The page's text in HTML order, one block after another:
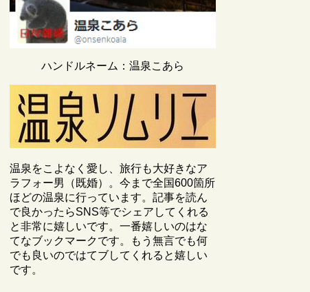
ハンドルネーム：温泉こあら
温泉をこよなく愛し、旅行も大好きなア
ラフォー男（既婚）。今まで全国600箇所
ほどの温泉に行っています。記事を読ん
で良かったらSNS等でシェアしてくれる
と非常に嬉しいです。一番嬉しいのはな
てなブックマークです。もう無言でも何
でも良いのではてブしてくれると嬉しい
です。